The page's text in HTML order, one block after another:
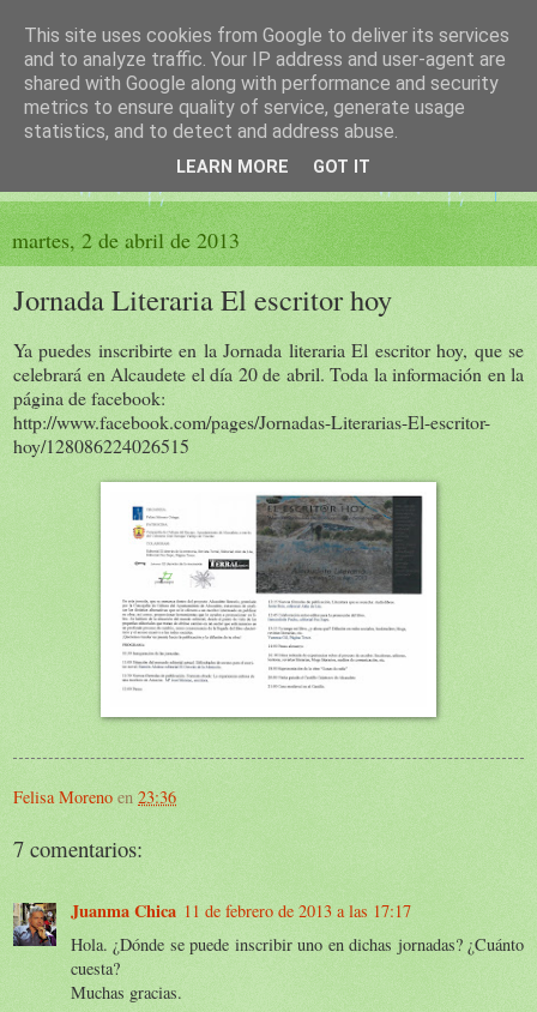
El sueño de las palabras
PÁGINA LITERARIA DE FELISA MORENO
martes, 2 de abril de 2013
Jornada Literaria El escritor hoy
Ya puedes inscribirte en la Jornada literaria El escritor hoy, que se
celebrará en Alcaudete el día 20 de abril. Toda la información en la
página de facebook:
http://www.facebook.com/pages/Jornadas-Literarias-El-escritor-
hoy/128086224026515
Felisa Moreno en 23:36
7 comentarios:
Juanma Chica 11 de febrero de 2013 a las 17:17
Hola. ¿Dónde se puede inscribir uno en dichas jornadas? ¿Cuánto
cuesta?
Muchas gracias.
This site uses cookies from Google to deliver its services
and to analyze traffic. Your IP address and user-agent are
shared with Google along with performance and security
metrics to ensure quality of service, generate usage
statistics, and to detect and address abuse.
LEARN MORE GOT IT